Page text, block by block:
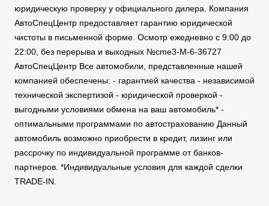
юридическую проверку у официального дилера. Компания
АвтоСпецЦентр предоставляет гарантию юридической
чистоты в письменной форме. Осмотр ежедневно с 9:00 до
22:00, без перерыва и выходных №cme3-M-6-36727
АвтоСпецЦентр Все автомобили, представленные нашей
компанией обеспечены: - гарантией качества - независимой
технической экспертизой - юридической проверкой -
выгодными условиями обмена на ваш автомобиль* -
оптимальными программами по автострахованию Данный
автомобиль возможно приобрести в кредит, лизинг или
рассрочку по индивидуальной программе от банков-
партнеров. *Индивидуальные условия для каждой сделки
TRADE-IN.